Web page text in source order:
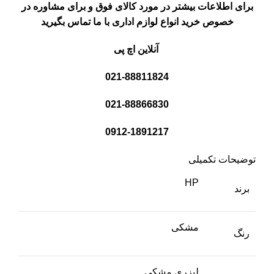
برای اطلاعات بیشتر در مورد کالای فوق و برای مشاوره در
خصوص خرید انواع لوازم اداری با ما تماس بگیرید
آنلاین اچ پی
021-88811824
021-88866830
0912-1891217
توضیحات تکمیلی
برند
HP
رنگ
مشکی
لیزری مشکی